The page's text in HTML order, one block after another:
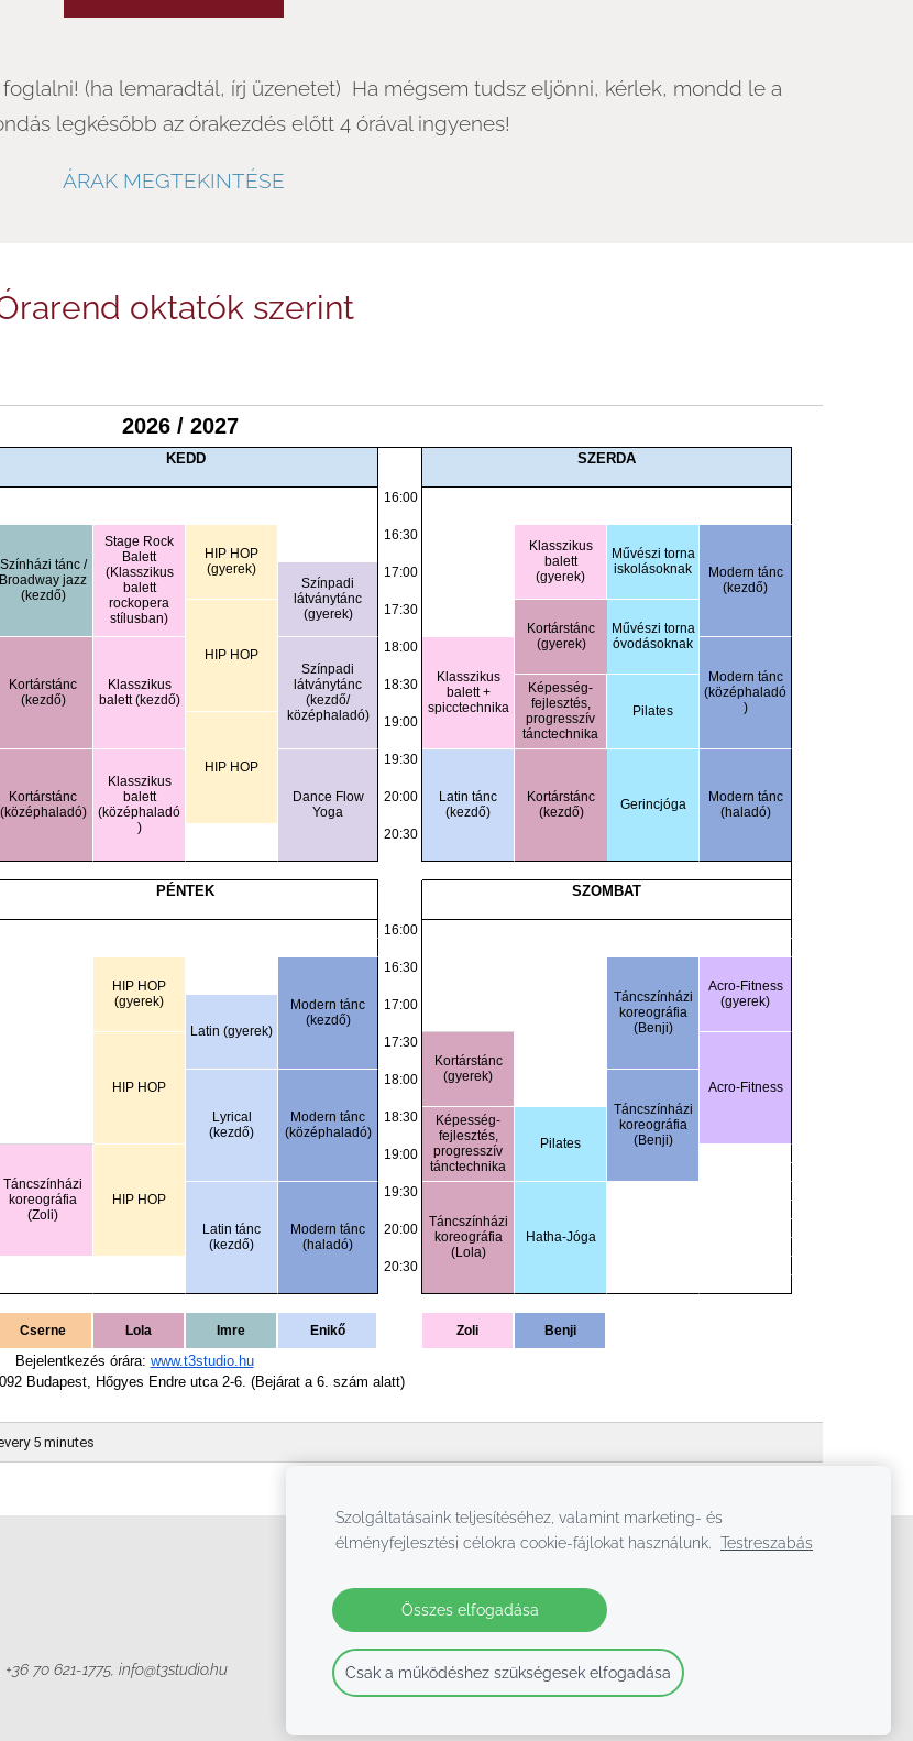
(ha lemaradtál, írj üzenetet) Ha mégsem tudsz eljönni, kérlek, mondd le a
legkésőbb az órakezdés előtt 4 órával ingyenes!
ÁRAK MEGTEKINTÉSE
oktatók szerint
70 621-1775, info@t3studio.hu
Szolgáltatásaink teljesítéséhez, valamint marketing- és
élményfejlesztési célokra cookie-fájlokat használunk.
Testreszabás
Összes elfogadása
Csak a működéshez szükségesek elfogadása